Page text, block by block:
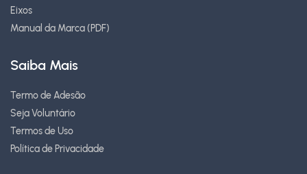
Eixos
Manual da Marca (PDF)
Saiba Mais
Termo de Adesão
Seja Voluntário
Termos de Uso
Política de Privacidade